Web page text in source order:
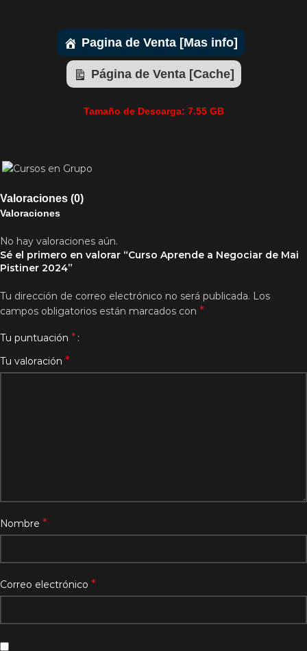
Pagina de Venta [Mas info]
Página de Venta [Cache]
Tamaño de Descarga: 7.55 GB
Valoraciones (0)
Valoraciones
No hay valoraciones aún.
Sé el primero en valorar “Curso Aprende a Negociar de Mai
Pistiner 2024”
Tu dirección de correo electrónico no será publicada. Los
campos obligatorios están marcados con *
Tu puntuación *
Tu valoración *
Nombre *
Correo electrónico *